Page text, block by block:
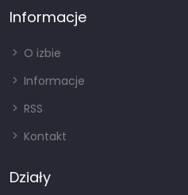
Informacje
O izbie
Informacje
RSS
Kontakt
Działy